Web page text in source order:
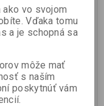
ELEMENT POP
vo svojom
Vďaka tomu
a je schopná sa
môže mať
s naším
poskytnúť vám